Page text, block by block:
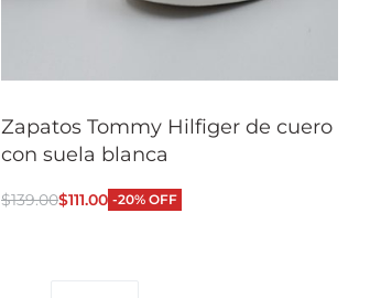
Zapatos Tommy Hilfiger de cuero
con suela blanca
$139.00$111.00 -20% OFF